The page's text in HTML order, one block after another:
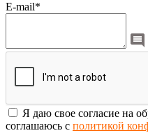
E-mail*
Я даю свое согласие на
соглашаюсь с политикой